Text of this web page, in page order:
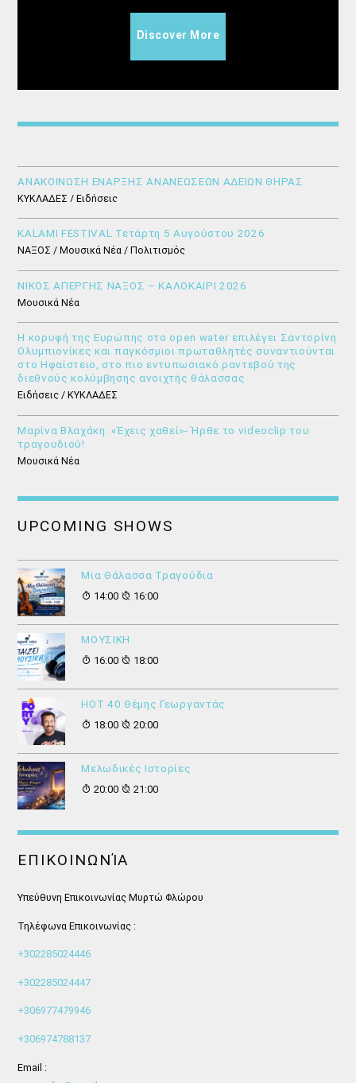
Discover More
ΑΝΑΚΟΙΝΩΣΗ ΕΝΑΡΞΗΣ ΑΝΑΝΕΩΣΕΩΝ ΑΔΕΙΩΝ ΘΗΡΑΣ
ΚΥΚΛΑΔΕΣ / Ειδήσεις
KALAMI FESTIVAL Τετάρτη 5 Αυγούστου 2026
ΝΑΞΟΣ / Μουσικά Νέα / Πολιτισμός
ΝΙΚΟΣ ΑΠΕΡΓΗΣ ΝΑΞΟΣ – ΚΑΛΟΚΑΙΡΙ 2026
Μουσικά Νέα
Η κορυφή της Ευρώπης στο open water επιλέγει Σαντορίνη
Ολυμπιονίκες και παγκόσμιοι πρωταθλητές συναντιούνται
στο Ηφαίστειο, στο πιο εντυπωσιακό ραντεβού της
διεθνούς κολύμβησης ανοιχτής θάλασσας
Ειδήσεις / ΚΥΚΛΑΔΕΣ
Μαρίνα Βλαχάκη: «Έχεις χαθεί»- Ήρθε το videoclip του
τραγουδιού!
Μουσικά Νέα
UPCOMING SHOWS
Μια Θάλασσα Τραγούδια
14:00
16:00
ΜΟΥΣΙΚΗ
16:00
18:00
HOT 40 Θέμης Γεωργαντάς
18:00
20:00
Μελωδικές Ιστορίες
20:00
21:00
ΕΠΙΚΟΙΝΩΝΊΑ
Υπεύθυνη Επικοινωνίας Μυρτώ Φλώρου
Τηλέφωνα Επικοινωνίας :
+302285024446
+302285024447
+306977479946
+306974788137
Email :